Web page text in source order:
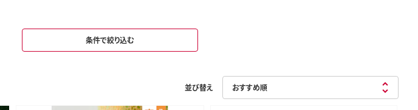
条件で絞り込む
並び替え